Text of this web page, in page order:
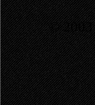
© 2003